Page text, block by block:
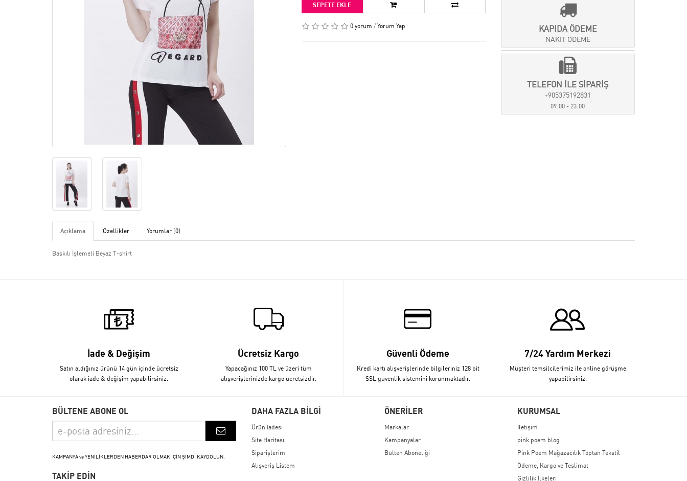
SEPETE EKLE
0 yorum / Yorum Yap KAPIDA ÖDEME
NAKİT ÖDEME
TELEFON İLE SİPARİŞ
+905375192831
09:00 - 23:00
Açıklama Özellikler Yorumlar (0)
Baskılı İşlemeli Beyaz T-shirt
İade & Değişim
Satın aldığınız ürünü 14 gün içinde ücretsiz
olarak iade & değişim yapabilirsiniz.
Ücretsiz Kargo
Yapacağınız 100 TL ve üzeri tüm
alışverişlerinizde kargo ücretsizdir.
Güvenli Ödeme
Kredi kartı alışverişlerinde bilgileriniz 128 bit
SSL güvenlik sistemini korunmaktadır.
7/24 Yardım Merkezi
Müşteri temsilcilerimiz ile online görüşme
yapabilirsiniz.
BÜLTENE ABONE OL
KAMPANYA ve YENİLİKLERDEN HABERDAR OLMAK İÇİN ŞİMDİ KAYDOLUN.
TAKİP EDİN
DAHA FAZLA BİLGİ
Ürün İadesi
Site Haritası
Siparişlerim
Alışveriş Listem
ÖNERİLER
Markalar
Kampanyalar
Bülten Aboneliği
KURUMSAL
İletişim
pink poem blog
Pink Poem Mağazacılık Toptan Tekstil
Ödeme, Kargo ve Teslimat
Gizlilik İlkeleri